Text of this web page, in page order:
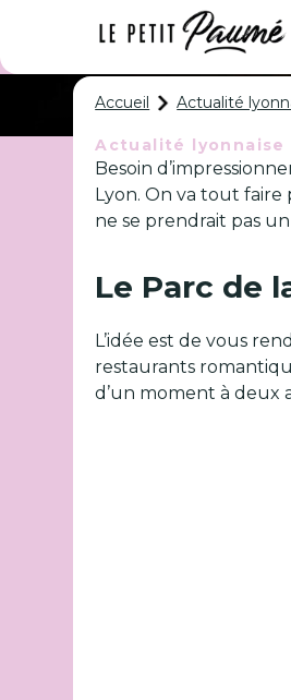
Que
Accueil Actualité
Actualité lyonnaise
Besoin
Lyon. On va tout faire
ne se prendrait pas
Le Parc de
L’idée est de vous
restaurants
d’un moment à deux